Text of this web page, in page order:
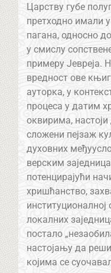
Царству губе
претходно имали
пагана, односно
у смислу
примеру Јевреја.
вредност ове
ауторка, у
процеса у датим
оквирима,
сложени пејзаж
духовних
верским
потенцирајући
хришћанство,
институционалној
локалних
постало
настојању да
којима се